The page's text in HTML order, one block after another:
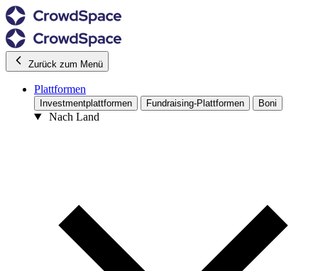
Zurück zum Menü
Plattformen
Investmentplattformen Fundraising-Plattformen Boni
Nach Land